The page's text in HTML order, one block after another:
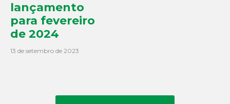
lançamento
para fevereiro
de 2024
13 de setembro de 2023